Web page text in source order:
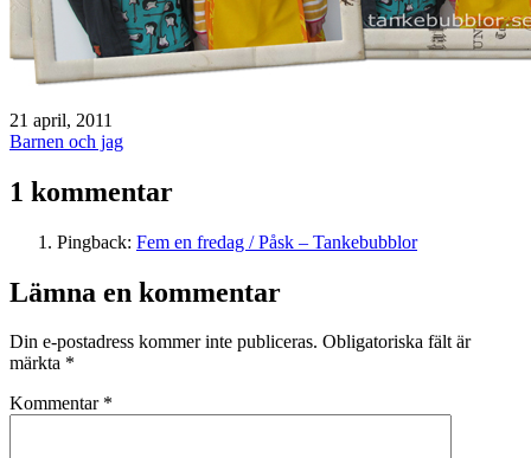
Publicerat
den
21 april, 2011
Kategoriserat
Barnen och jag
1 kommentar
Pingback: Fem en fredag / Påsk – Tankebubblor
Lämna en kommentar
Din e-postadress kommer inte publiceras. Obligatoriska fält är
märkta *
Kommentar *